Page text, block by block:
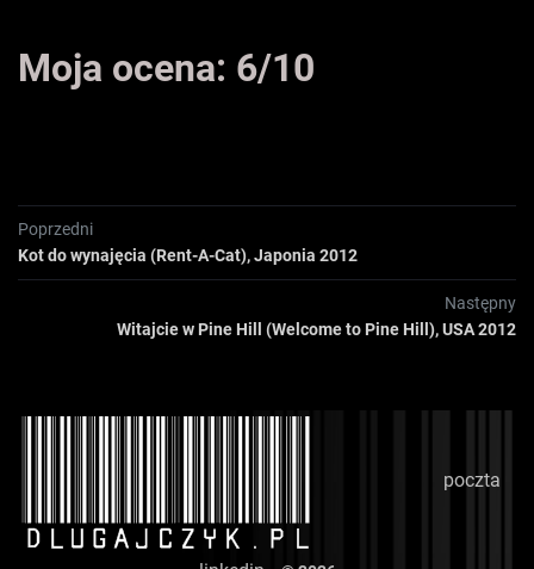
Moja ocena: 6/10
Poprzedni
Kot do wynajęcia (Rent-A-Cat), Japonia 2012
Następny
Witajcie w Pine Hill (Welcome to Pine Hill), USA 2012
poczta